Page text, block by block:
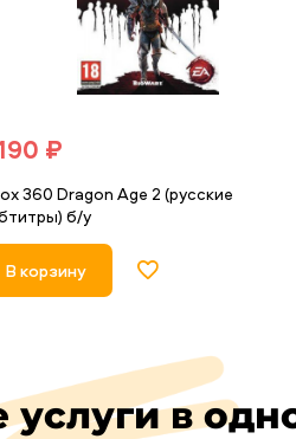
₽
360 Dragon Age 2 (русские
б/у
В корзину
услуги в